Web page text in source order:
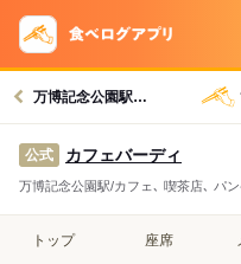
万博記念公園駅グルメへ
公式 カフェバーディ
万博記念公園駅/カフェ､ 喫茶店､ パ
トップ 座席